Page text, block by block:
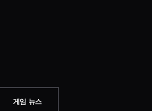
게임 뉴스